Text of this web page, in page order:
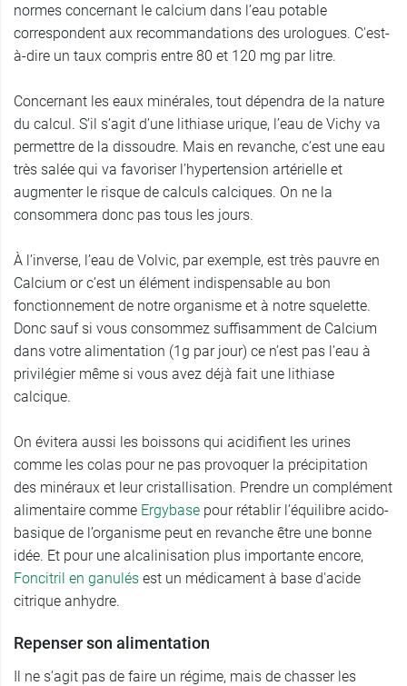
normes concernant le calcium dans l’eau potable
correspondent aux recommandations des urologues. C'est-
à-dire un taux compris entre 80 et 120 mg par litre.
Concernant les eaux minérales, tout dépendra de la nature
du calcul. S’il s’agit d’une lithiase urique, l’eau de Vichy va
permettre de la dissoudre. Mais en revanche, c’est une eau
très salée qui va favoriser l’hypertension artérielle et
augmenter le risque de calculs calciques. On ne la
consommera donc pas tous les jours.
À l’inverse, l’eau de Volvic, par exemple, est très pauvre en
Calcium or c’est un élément indispensable au bon
fonctionnement de notre organisme et à notre squelette.
Donc sauf si vous consommez suffisamment de Calcium
dans votre alimentation (1g par jour) ce n’est pas l’eau à
privilégier même si vous avez déjà fait une lithiase
calcique.
On évitera aussi les boissons qui acidifient les urines
comme les colas pour ne pas provoquer la précipitation
des minéraux et leur cristallisation. Prendre un complément
alimentaire comme Ergybase pour rétablir l’équilibre acido-
basique de l’organisme peut en revanche être une bonne
idée. Et pour une alcalinisation plus importante encore,
Foncitril en ganulés est un médicament à base d'acide
citrique anhydre.
Repenser son alimentation
Il ne s’agit pas de faire un régime, mais de chasser les